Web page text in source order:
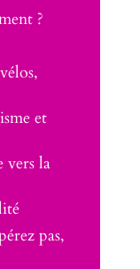
?
et
vers la
pas,